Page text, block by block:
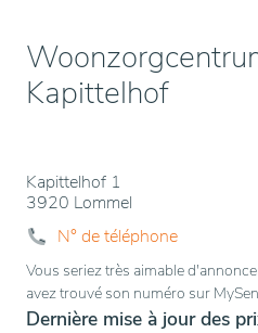
Kapittelhof
Kapittelhof 1
3920 Lommel
N° de téléphone
Vous seriez très aimable
avez trouvé son numéro sur
Dernière mise à jour des